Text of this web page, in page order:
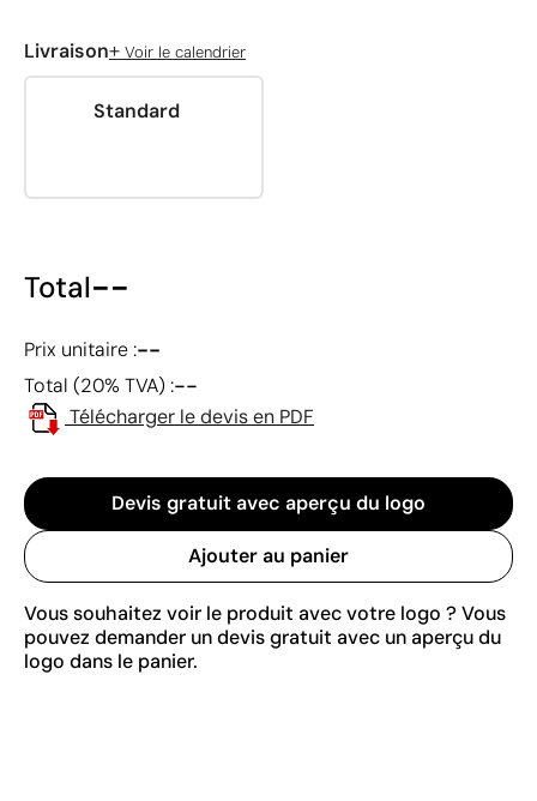
Livraison+ Voir le calendrier
Standard
Total--
Prix unitaire :--
Total (20% TVA) :--
Télécharger le devis en PDF
Devis gratuit avec aperçu du logo
Ajouter au panier
Vous souhaitez voir le produit avec votre logo ? Vous
pouvez demander un devis gratuit avec un aperçu du
logo dans le panier.